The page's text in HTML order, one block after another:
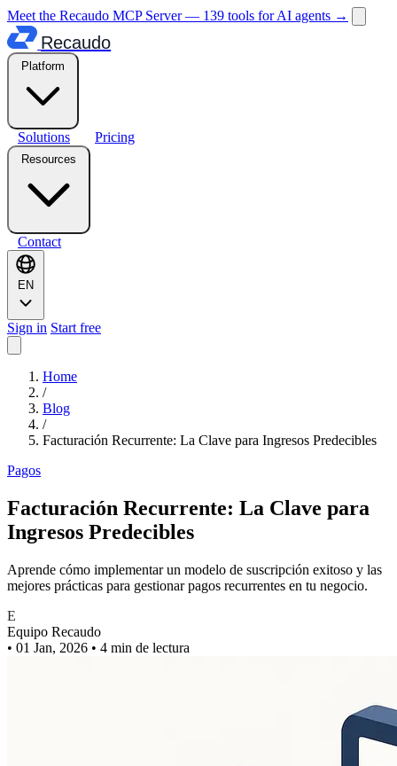
Meet the Recaudo MCP Server — 139 tools for AI agents →
Recaudo
Platform
Solutions Pricing
Resources
Contact
EN
Sign in Start free
Home
/
Blog
/
Facturación Recurrente: La Clave para Ingresos Predecibles
Pagos
Facturación Recurrente: La Clave para
Ingresos Predecibles
Aprende cómo implementar un modelo de suscripción exitoso y las
mejores prácticas para gestionar pagos recurrentes en tu negocio.
E
Equipo Recaudo
• 01 Jan, 2026 • 4 min de lectura